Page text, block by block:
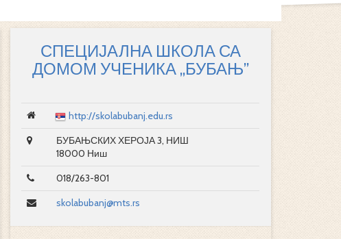
СПЕЦИЈАЛНА ШКОЛА СА
ДОМОМ УЧЕНИКА „БУБАЊ”
http://skolabubanj.edu.rs
БУБАЊСКИХ ХЕРОЈА 3, НИШ
18000 Ниш
018/263-801
skolabubanj@mts.rs